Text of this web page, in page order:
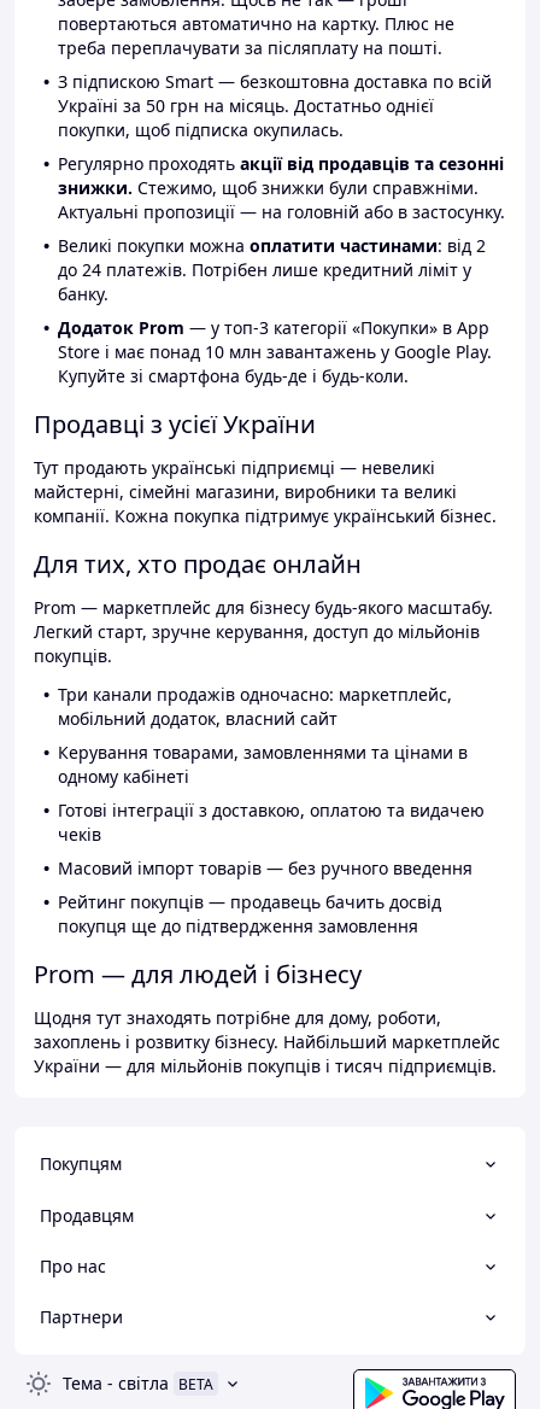
повертаються автоматично на картку. Плюс не
треба переплачувати за післяплату на пошті.
З підпискою Smart — безкоштовна доставка по всій
Україні за 50 грн на місяць. Достатньо однієї
покупки, щоб підписка окупилась.
Регулярно проходять акції від продавців та сезонні
знижки. Стежимо, щоб знижки були справжніми.
Актуальні пропозиції — на головній або в застосунку.
Великі покупки можна оплатити частинами: від 2
до 24 платежів. Потрібен лише кредитний ліміт у
банку.
Додаток Prom — у топ-3 категорії «Покупки» в App
Store і має понад 10 млн завантажень у Google Play.
Купуйте зі смартфона будь-де і будь-коли.
Продавці з усієї України
Тут продають українські підприємці — невеликі
майстерні, сімейні магазини, виробники та великі
компанії. Кожна покупка підтримує український бізнес.
Для тих, хто продає онлайн
Prom — маркетплейс для бізнесу будь-якого масштабу.
Легкий старт, зручне керування, доступ до мільйонів
покупців.
Три канали продажів одночасно: маркетплейс,
мобільний додаток, власний сайт
Керування товарами, замовленнями та цінами в
одному кабінеті
Готові інтеграції з доставкою, оплатою та видачею
чеків
Масовий імпорт товарів — без ручного введення
Рейтинг покупців — продавець бачить досвід
покупця ще до підтвердження замовлення
Prom — для людей і бізнесу
Щодня тут знаходять потрібне для дому, роботи,
захоплень і розвитку бізнесу. Найбільший маркетплейс
України — для мільйонів покупців і тисяч підприємців.
Покупцям
Продавцям
Про нас
Партнери
Тема - світла BETA